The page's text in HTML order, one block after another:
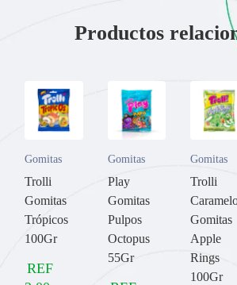
Productos
Gomitas
Trolli
Gomitas
Trópicos
100Gr
REF
Gomitas
Play
Gomitas
Pulpos
Octopus
55Gr
Gomitas
Trolli
Gomitas
Apple
Rings
100Gr